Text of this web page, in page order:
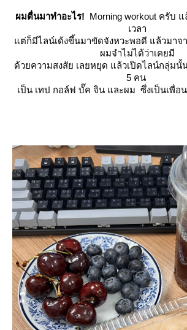
ผมตื่นมาทำอะไร! Morning workout ครับ
เวลา
ต่ก็มีไลน์เด้งขึ้นมาขัดจังหวะพอดี แล้วมาจ
ผมจำไม่ได้ว่าเคยมี
ด้วยความสงสัย เลยหยุด แล้วเปิดไลน์กลุ่ม
5 คน
เป็น เทป กอล์ฟ บั๊ค จิน และผม ซึ่งเป็นเพื่อ